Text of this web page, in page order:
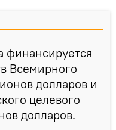
финансируется
Всемирного
долларов и
целевого
долларов.